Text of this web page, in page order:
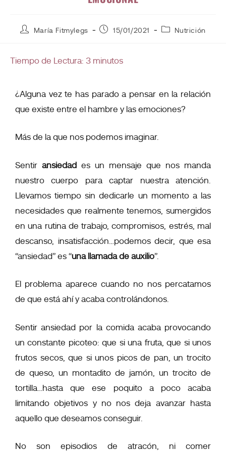
María Fitmylegs 15/01/2021 Nutrición
Tiempo de Lectura: 3 minutos
¿Alguna vez te has parado a pensar en la relación
que existe entre el hambre y las emociones?
Más de la que nos podemos imaginar.
Sentir ansiedad es un mensaje que nos manda
nuestro cuerpo para captar nuestra atención.
Llevamos tiempo sin dedicarle un momento a las
necesidades que realmente tenemos, sumergidos
en una rutina de trabajo, compromisos, estrés, mal
descanso, insatisfacción…podemos decir, que esa
“ansiedad” es “una llamada de auxilio”.
El problema aparece cuando no nos percatamos
de que está ahí y acaba controlándonos.
Sentir ansiedad por la comida acaba provocando
un constante picoteo: que si una fruta, que si unos
frutos secos, que si unos picos de pan, un trocito
de queso, un montadito de jamón, un trocito de
tortilla…hasta que ese poquito a poco acaba
limitando objetivos y no nos deja avanzar hasta
aquello que deseamos conseguir.
No son episodios de atracón, ni comer